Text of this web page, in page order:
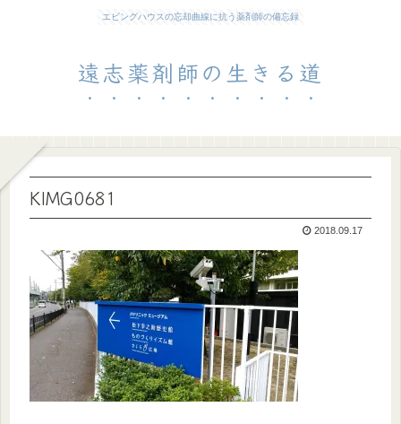
エビングハウスの忘却曲線に抗う薬剤師の備忘録
遠志薬剤師の生きる道
KIMG0681
2018.09.17